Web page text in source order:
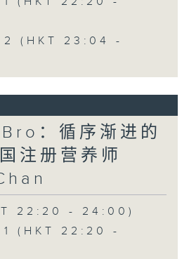
2 (HKT 23:04 -
：循序渐进的
注册营养师
22:20 - 24:00)
1 (HKT 22:20 -